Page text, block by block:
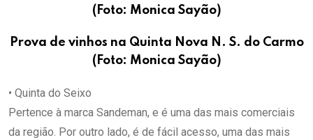
(Foto: Monica Sayão)
Prova de vinhos na Quinta Nova N. S. do Carmo
(Foto: Monica Sayão)
• Quinta do Seixo
Pertence à marca Sandeman, e é uma das mais comerciais
da região. Por outro lado, é de fácil acesso, uma das mais